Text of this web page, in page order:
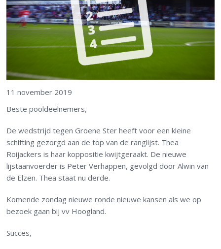
11 november 2019
Beste pooldeelnemers,
De wedstrijd tegen Groene Ster heeft voor een kleine
schifting gezorgd aan de top van de ranglijst. Thea
Roijackers is haar koppositie kwijtgeraakt. De nieuwe
lijstaanvoerder is Peter Verhappen, gevolgd door Alwin van
de Elzen. Thea staat nu derde.
Komende zondag nieuwe ronde nieuwe kansen als we op
bezoek gaan bij vv Hoogland.
Succes,